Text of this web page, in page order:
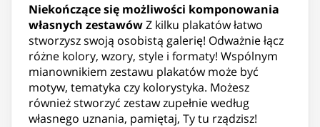
Niekończące się możliwości komponowania
własnych zestawówZ kilku plakatów łatwo
stworzysz swoją osobistą galerię! Odważnie łącz
różne kolory, wzory, style i formaty! Wspólnym
mianownikiem zestawu plakatów może być
motyw, tematyka czy kolorystyka. Możesz
również stworzyć zestaw zupełnie według
własnego uznania, pamiętaj, Ty tu rządzisz!